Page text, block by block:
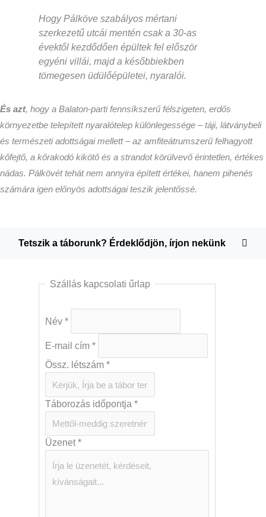
Hogy Pálköve szabályos mértani
szerkezetű utcái mentén csak a 30-as
évektől kezdődően épültek fel először
egyéni villái, majd a későbbiekben
tömegesen üdülőépületei, nyaralói.
És azt, hogy a Balaton-parti fennsíkszerű félszigeten, erdős
környezetbe telepített nyaralótelep különlegessége – táji, látványbeli
és természeti adottságai mellett – az amfiteátrumszerű felhagyott
kőfejtő, a kőrakodó kikötő és a strandot körülvevő érintetlen, értékes
nádas. Pálkövét tehát nem annyira épített értékei, hanem pihenés
számára igen előnyös adottságai teszik jelentőssé.
Tetszik a táborunk? Érdeklődjön, írjon nekünk
Szállás kapcsolati űrlap
Név *
E-mail cím *
Össz. létszám *
Táborozás időpontja *
Üzenet*